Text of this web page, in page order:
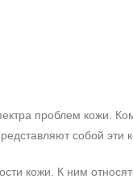
проблем кожи.
собой эти
кожи. К ним